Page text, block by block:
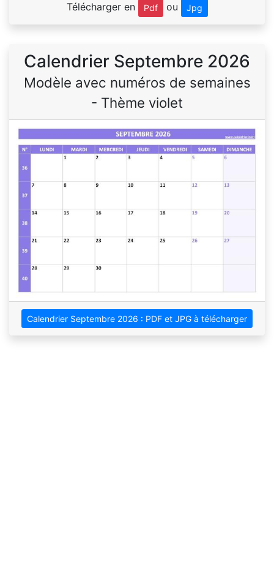
Télécharger en Pdf ou Jpg
Calendrier Septembre 2026
Modèle avec numéros de semaines
- Thème violet
Calendrier Septembre 2026 : PDF et JPG à télécharger